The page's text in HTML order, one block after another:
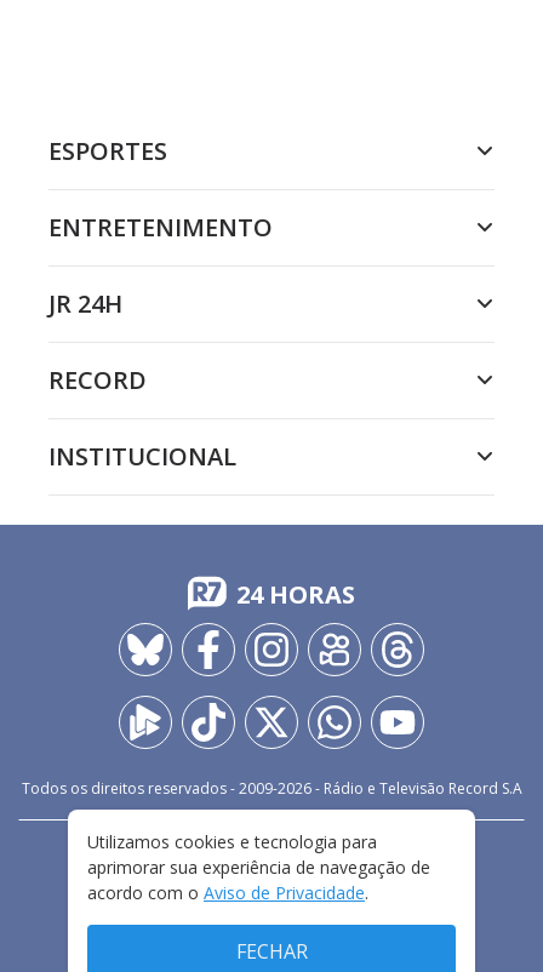
ESPORTES
ENTRETENIMENTO
JR 24H
RECORD
INSTITUCIONAL
24 HORAS
Todos os direitos reservados - 2009-2026- Rádio e Televisão Record S.A
FALE CONOSCO
PRIVACIDADE
TERMOS E CONDIÇÕES DE USO
Utilizamos cookies e tecnologia para
aprimorar sua experiência de navegação de
acordo com o Aviso de Privacidade.
FECHAR